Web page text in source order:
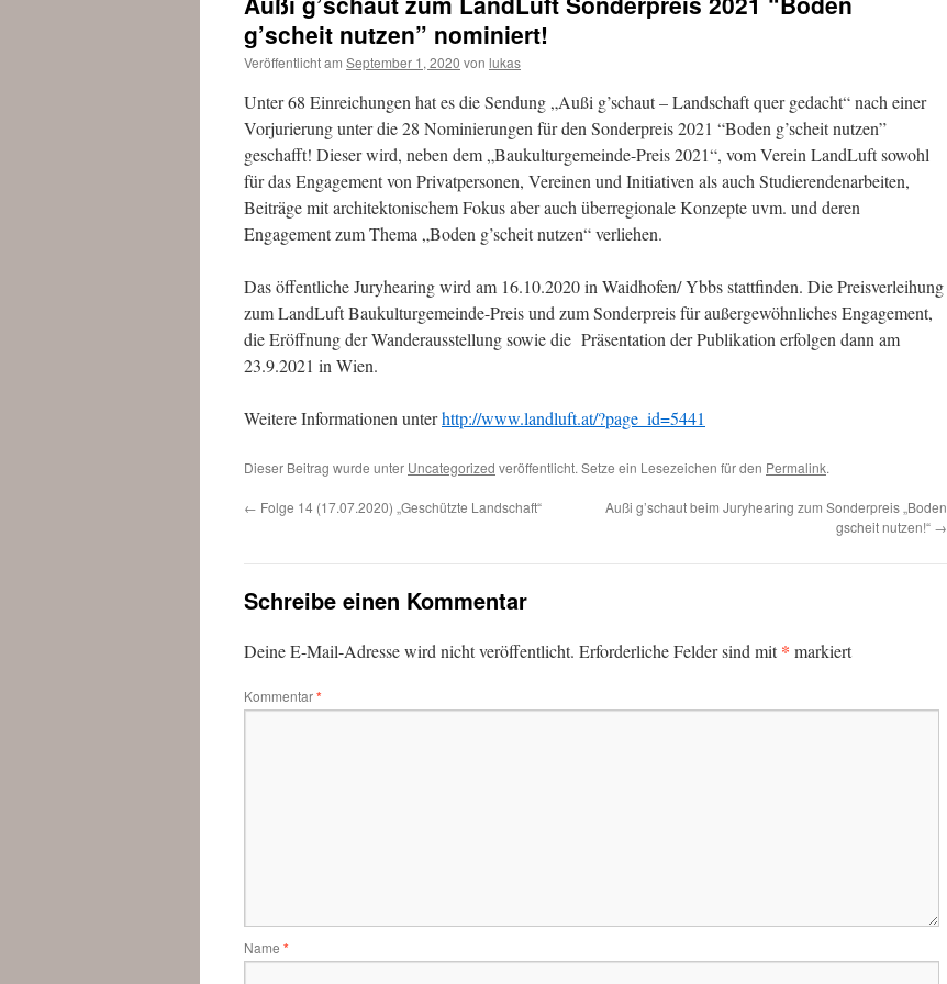
g’scheit nutzen” nominiert!
Veröffentlicht am September 1, 2020 von lukas
Unter 68 Einreichungen hat es die Sendung „Außi g’schaut – Landschaft quer gedacht“ nach einer
Vorjurierung unter die 28 Nominierungen für den Sonderpreis 2021 “Boden g’scheit nutzen”
geschafft! Dieser wird, neben dem „Baukulturgemeinde-Preis 2021“, vom Verein LandLuft sowohl
für das Engagement von Privatpersonen, Vereinen und Initiativen als auch Studierendenarbeiten,
Beiträge mit architektonischem Fokus aber auch überregionale Konzepte uvm. und deren
Engagement zum Thema „Boden g’scheit nutzen“ verliehen.
Das öffentliche Juryhearing wird am 16.10.2020 in Waidhofen/ Ybbs stattfinden. Die Preisverleihung
zum LandLuft Baukulturgemeinde-Preis und zum Sonderpreis für außergewöhnliches Engagement,
die Eröffnung der Wanderausstellung sowie die Präsentation der Publikation erfolgen dann am
23.9.2021 in Wien.
Weitere Informationen unterhttp://www.landluft.at/?page_id=5441
Dieser Beitrag wurde unter Uncategorized veröffentlicht. Setze ein Lesezeichen für den Permalink.
← Folge 14 (17.07.2020) „Geschützte Landschaft“
Außi g’schaut beim Juryhearing zum Sonderpreis „Boden
gscheit nutzen!“ →
Schreibe einen Kommentar
Deine E-Mail-Adresse wird nicht veröffentlicht. Erforderliche Felder sind mit* markiert
Kommentar*
Name *